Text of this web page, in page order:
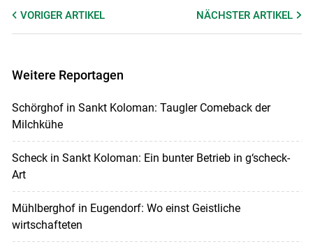
VORIGER ARTIKEL NÄCHSTERARTIKEL
Weitere Reportagen
Schörghof in Sankt Koloman: Taugler Comeback der
Milchkühe
Scheck in Sankt Koloman: Ein bunter Betrieb in g‘scheck-
Art
Mühlberghof in Eugendorf: Wo einst Geistliche
wirtschafteten